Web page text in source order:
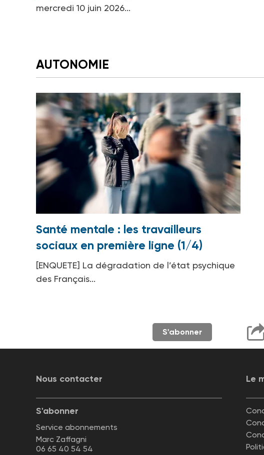
mercredi 10 juin 2026...
AUTONOMIE
Santé mentale : les travailleurs
sociaux en première ligne (1/4)
[ENQUETE] La dégradation de l’état psychique
des Français...
S'abonner
Nous contacter Le
S'abonner
Service abonnements
Marc Zaffagni
06 65 40 54 54